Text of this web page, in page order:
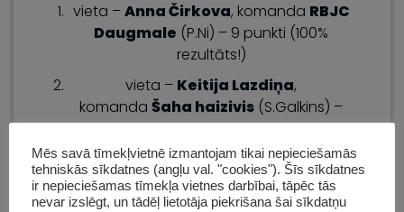
vieta –Anna Čirkova, komanda RBJC
Daugmale (P.Ni) – 9 punkti (100%
rezultāts!)
vieta – Keitija Lazdiņa,
komanda Šaha haizivis (S.Galkins) –
8,5 punkti
vieta –Tifānija Bella Jakabsone,
komandaMifan Chess(A. Bernotas) – 8
punkti
Mēs savā tīmekļvietnē izmantojam tikai nepieciešamās
tehniskās sīkdatnes (angļu val. "cookies"). Šīs sīkdatnes
ir nepieciešamas tīmekļa vietnes darbībai, tāpēc tās
nevar izslēgt, un tādēļ lietotāja piekrišana šai sīkdatņu